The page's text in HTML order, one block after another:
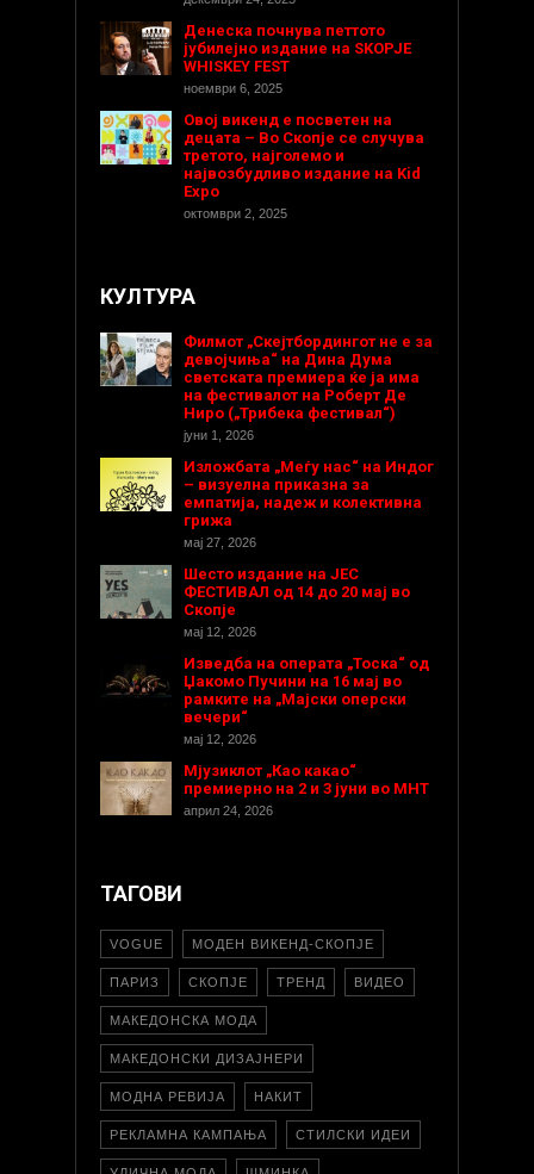
Денеска почнува петтото
јубилејно издание на SKOPJE
WHISKEY FEST
ноември 6, 2025
Овој викенд е посветен на
децата – Во Скопје се случува
третото, најголемо и
највозбудливо издание на Kid
Expo
октомври 2, 2025
КУЛТУРА
Филмот „Скејтбордингот не е за
девојчиња“ на Дина Дума
светската премиера ќе ја има
на фестивалот на Роберт Де
Ниро („Трибека фестивал“)
јуни 1, 2026
Изложбата „Меѓу нас“ на Индог
– визуелна приказна за
емпатија, надеж и колективна
грижа
мај 27, 2026
Шесто издание на ЈЕС
ФЕСТИВАЛ од 14 до 20 мај во
Скопје
мај 12, 2026
Изведба на операта „Тоска“ од
Џакомо Пучини на 16 мај во
рамките на „Мајски оперски
вечери“
мај 12, 2026
Мјузиклот „Као какао“
премиерно на 2 и 3 јуни во МНТ
април 24, 2026
ТАГОВИ
VOGUE МОДЕН ВИКЕНД-СКОПЈЕ
ПАРИЗ СКОПЈЕ ТРЕНД ВИДЕО
МАКЕДОНСКА МОДА
МАКЕДОНСКИ ДИЗАЈНЕРИ
МОДНА РЕВИЈА НАКИТ
РЕКЛАМНА КАМПАЊА СТИЛСКИ ИДЕИ